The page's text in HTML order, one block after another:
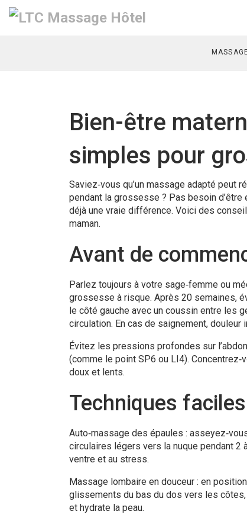
Bien-être
simples pour
Saviez‑vous qu’un massage adapté peut
pendant la grossesse ? Pas besoin
déjà une vraie différence. Voici des
maman.
Avant de
Parlez toujours à votre sage‑femme ou
grossesse à risque. Après 20 semaines,
le côté gauche avec un coussin entre les
circulation. En cas de saignement,
Évitez les pressions profondes sur
(comme le point SP6 ou LI4).
doux et lents.
Techniques
Auto‑massage des épaules :
circulaires légers vers la nuque pendant 2
ventre et au stress.
Massage lombaire en douceur : en
glissements du bas du dos vers les
et hydrate la peau.